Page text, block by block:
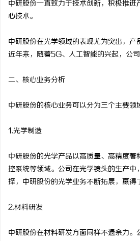
中研股份一直致力于技术创新，积极推
心技术。
中研股份在光学领域的表现尤为突出，
近年来，随着5G、人工智能的兴起，公
二、核心业务分析
中研股份的核心业务可以分为三个主要
1.光学制造
中研股份的光学产品以高质量、高精度
控系统等领域。公司在光学镜头的生产
择，中研股份的光学业务不断拓展，赢得
2.材料研发
中研股份在材料研发方面同样不遗余力